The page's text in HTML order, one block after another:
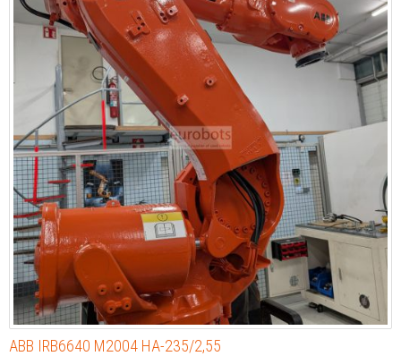
ABB IRB6640 M2004 HA-235/2,55